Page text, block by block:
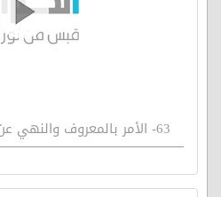
63- الأمر بالمعروف والنهي عن المنكر